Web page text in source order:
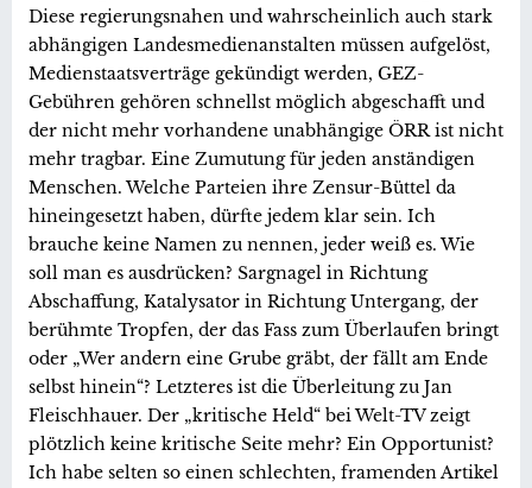
Diese regierungsnahen und wahrscheinlich auch stark
abhängigen Landesmedienanstalten müssen aufgelöst,
Medienstaatsverträge gekündigt werden, GEZ-
Gebühren gehören schnellst möglich abgeschafft und
der nicht mehr vorhandene unabhängige ÖRR ist nicht
mehr tragbar. Eine Zumutung für jeden anständigen
Menschen. Welche Parteien ihre Zensur-Büttel da
hineingesetzt haben, dürfte jedem klar sein. Ich
brauche keine Namen zu nennen, jeder weiß es. Wie
soll man es ausdrücken? Sargnagel in Richtung
Abschaffung, Katalysator in Richtung Untergang, der
berühmte Tropfen, der das Fass zum Überlaufen bringt
oder „Wer andern eine Grube gräbt, der fällt am Ende
selbst hinein“? Letzteres ist die Überleitung zu Jan
Fleischhauer. Der „kritische Held“ bei Welt-TV zeigt
plötzlich keine kritische Seite mehr? Ein Opportunist?
Ich habe selten so einen schlechten, framenden Artikel